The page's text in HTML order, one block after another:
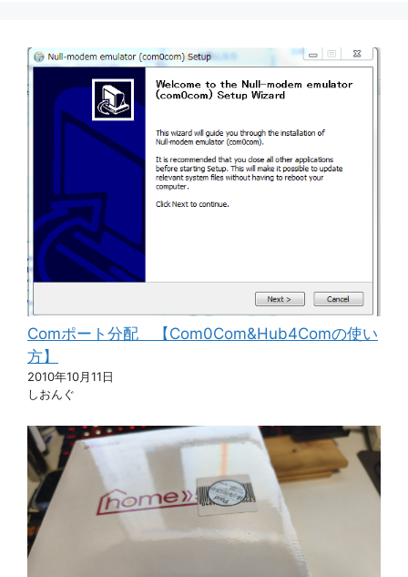
Comポート分配 【Com0Com&Hub4Comの使い
方】
2010年10月11日
しおんぐ